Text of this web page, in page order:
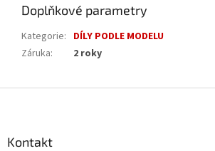
Doplňkové parametry
Kategorie: DÍLY PODLE MODELU
Záruka: 2 roky
Kontakt